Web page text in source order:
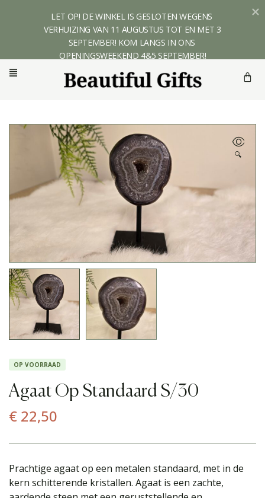
🔍
OP VOORRAAD
Agaat Op Standaard S/30
€ 22,50
Prachtige agaat op een metalen standaard, met in de
kern schitterende kristallen. Agaat is een zachte,
LET OP! DE WINKEL IS GESLOTEN WEGENS
VERHUIZING VAN 11 AUGUSTUS TOT EN MET 3
SEPTEMBER! KOM LANGS IN ONS
OPENINGSWEEKEND 4&5 SEPTEMBER!